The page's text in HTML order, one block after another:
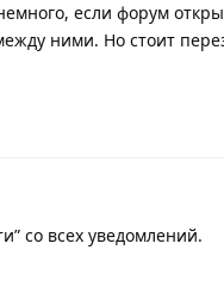
если форум
ними. Но стоит
со всех уведомлений.